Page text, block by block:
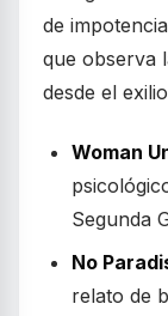
de
que observa
desde el
Woman
Segunda
No
relato de